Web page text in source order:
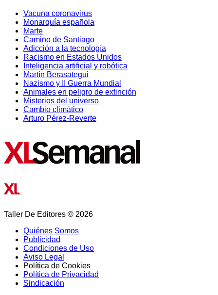
Vacuna coronavirus
Monarquía española
Marte
Camino de Santiago
Adicción a la tecnología
Racismo en Estados Unidos
Inteligencia artificial y robótica
Martín Berasategui
Nazismo y II Guerra Mundial
Animales en peligro de extinción
Misterios del universo
Cambio climático
Arturo Pérez-Reverte
Taller De Editores © 2026
Quiénes Somos
Publicidad
Condiciones de Uso
Aviso Legal
Política de Cookies
Política de Privacidad
Sindicación